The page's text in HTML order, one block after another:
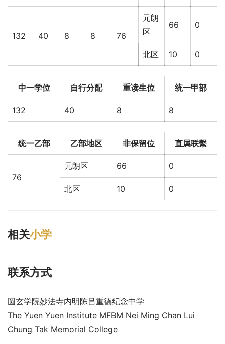
132 40 8 8 76
元朗
区
66 0
北区 10 0
中一学位 自行分配 重读生位 统一甲部
132 40 8 8
统一乙部 乙部地区 非保留位 直属联繫
76
元朗区 66 0
北区 10 0
相关小学
联系方式
圆玄学院妙法寺内明陈吕重德纪念中学
The Yuen Yuen Institute MFBM Nei Ming Chan Lui
Chung Tak Memorial College